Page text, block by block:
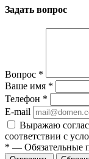
Задать вопрос
Вопрос *
Ваше имя *
Телефон *
E-mail
Выражаю
соответствии с
* — Обязательные